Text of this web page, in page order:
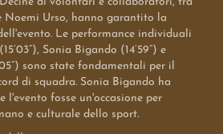
Noemi Urso, hanno garantito la
Le performance individuali
Sonia Bigando (14’59”) e
sono state fondamentali per il
di squadra. Sonia Bigando ha
l'evento fosse un'occasione per
e culturale dello sport.